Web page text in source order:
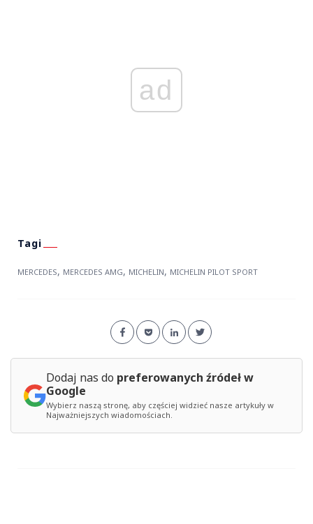
ad
MERCEDES, MERCEDES AMG, MICHELIN, MICHELIN PILOT SPORT
Dodaj nas do preferowanych źródeł w
Google
Wybierz naszą stronę, aby częściej widzieć nasze artykuły w
Najważniejszych wiadomościach.